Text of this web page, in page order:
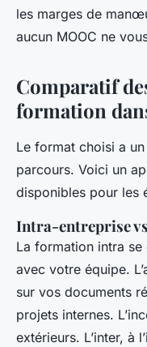
les marges de
aucun MOOC ne
Comparatif
formation
Le format choisi a
parcours. Voici un
disponibles pour les
Intra-entreprise
La formation intra
avec votre équipe.
sur vos documents
projets internes.
extérieurs. L’inter, à